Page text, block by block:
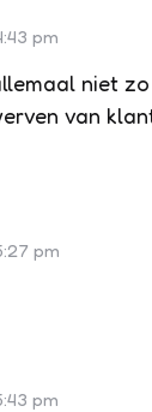
pm
niet
van
pm
pm